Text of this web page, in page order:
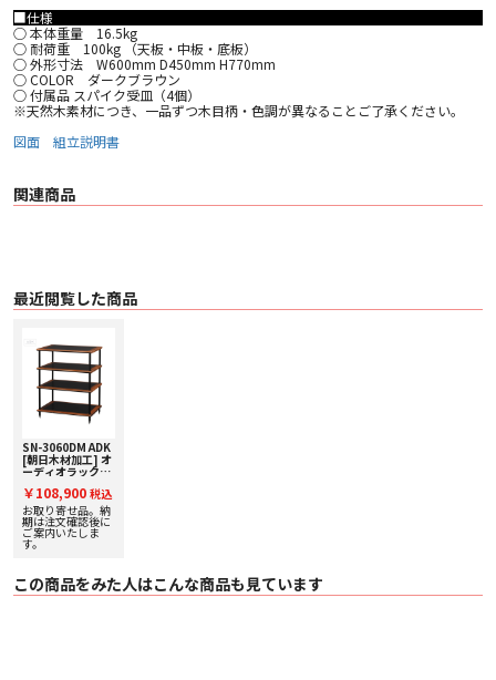
■仕様
○ 本体重量 16.5kg
○ 耐荷重 100kg （天板・中板・底板）
○ 外形寸法 W600mm D450mm H770mm
○ COLOR ダークブラウン
○ 付属品 スパイク受皿（4個）
※天然木素材につき、一品ずつ木目柄・色調が異なることご了承ください。
図面
組立説明書
関連商品
最近閲覧した商品
SN-3060DM ADK
[朝日木材加工] オ
ーディオラック
Series】
￥108,900 税込
お取り寄せ品。納
期は注文確認後に
ご案内いたしま
す。
この商品をみた人はこんな商品も見ています